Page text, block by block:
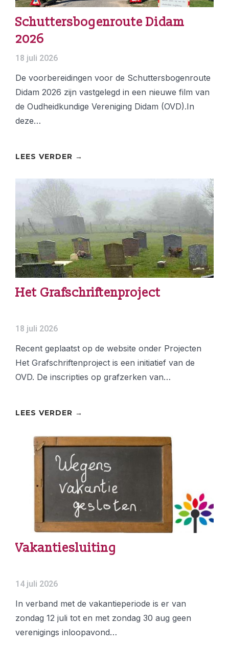
Schuttersbogenroute Didam
2026
18 juli 2026
De voorbereidingen voor de Schuttersbogenroute
Didam 2026 zijn vastgelegd in een nieuwe film van
de Oudheidkundige Vereniging Didam (OVD).In
deze…
LEES VERDER →
Het Grafschriftenproject
18 juli 2026
Recent geplaatst op de website onder Projecten
Het Grafschriftenproject is een initiatief van de
OVD. De inscripties op grafzerken van…
LEES VERDER →
Vakantiesluiting
14 juli 2026
In verband met de vakantieperiode is er van
zondag 12 juli tot en met zondag 30 aug geen
verenigings inloopavond…